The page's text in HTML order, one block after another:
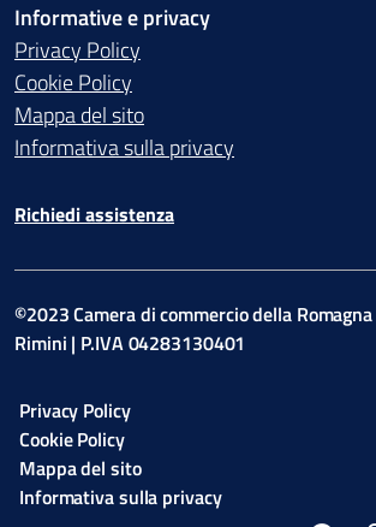
Informative e privacy
Privacy Policy
Cookie Policy
Mappa del sito
Informativa sulla privacy
Richiedi assistenza
©2023 Camera di commercio della
Rimini | P.IVA 04283130401
Privacy Policy
Cookie Policy
Mappa del sito
Informativa sulla privacy